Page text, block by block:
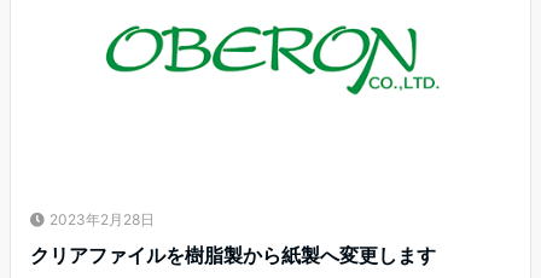
2023年2月28日
クリアファイルを樹脂製から紙製へ変更します